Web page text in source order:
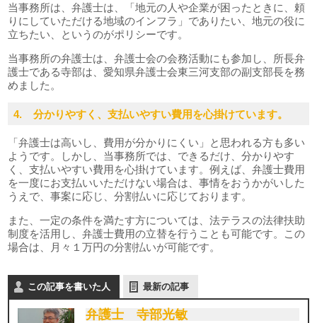
当事務所は、弁護士は、「地元の人や企業が困ったときに、頼
りにしていただける地域のインフラ」でありたい、地元の役に
立ちたい、というのがポリシーです。
当事務所の弁護士は、弁護士会の会務活動にも参加し、所長弁
護士である寺部は、愛知県弁護士会東三河支部の副支部長を務
めました。
4. 分かりやすく、支払いやすい費用を心掛けています。
「弁護士は高いし、費用が分かりにくい」と思われる方も多い
ようです。しかし、当事務所では、できるだけ、分かりやす
く、支払いやすい費用を心掛けています。例えば、弁護士費用
を一度にお支払いいただけない場合は、事情をおうかがいした
うえで、事案に応じ、分割払いに応じております。
また、一定の条件を満たす方については、法テラスの法律扶助
制度を活用し、弁護士費用の立替を行うことも可能です。この
場合は、月々１万円の分割払いが可能です。
この記事を書いた人 最新の記事
弁護士 寺部光敏